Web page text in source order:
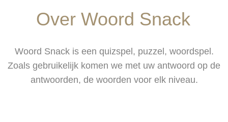
Over Woord Snack
Woord Snack is een quizspel, puzzel, woordspel.
Zoals gebruikelijk komen we met uw antwoord op de
antwoorden, de woorden voor elk niveau.